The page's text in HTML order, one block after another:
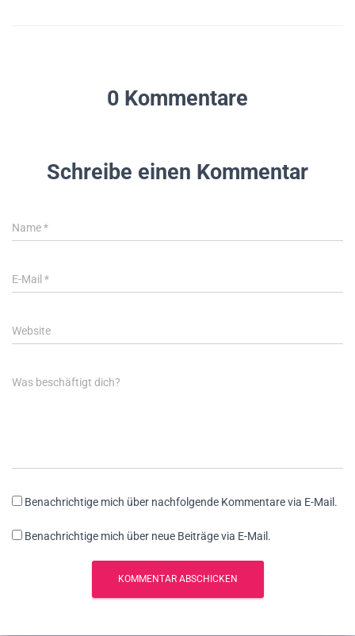
0 Kommentare
Schreibe einen Kommentar
Name*
E-Mail *
Website
Was beschäftigt dich?
Benachrichtige mich über nachfolgende Kommentare via E-Mail.
Benachrichtige mich über neue Beiträge via E-Mail.